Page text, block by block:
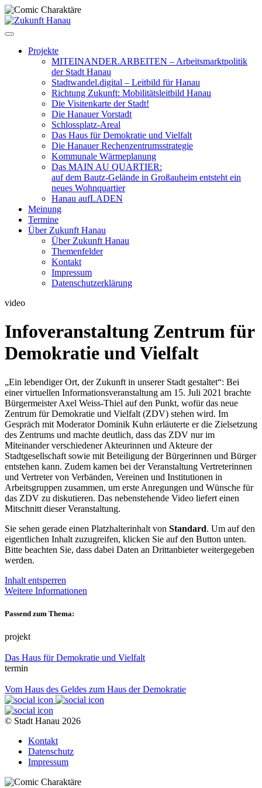
Zum
Projekte
MITEINANDER.ARBEITEN – Arbeitsmarktpolitik
der Stadt Hanau
Stadtwandel.digital – Leitbild für Hanau
Richtung Zukunft: Mobilitätsleitbild Hanau
Die Visitenkarte der Stadt!
Die Hanauer Vorstadt
Schlossplatz-Areal
Das Haus für Demokratie und Vielfalt
Die Hanauer Rechenzentrumsstrategie
Kommunale Wärmeplanung
Das MAIN AU QUARTIER:
auf dem Bautz-Gelände in Großauheim entsteht ein
neues Wohnquartier
Hanau aufLADEN
Meinung
Termine
Über Zukunft Hanau
Über Zukunft Hanau
Themenfelder
Kontakt
Impressum
Datenschutzerklärung
video
Infoveranstaltung Zentrum für
Demokratie und Vielfalt
„Ein lebendiger Ort, der Zukunft in unserer Stadt gestaltet“: Bei
einer virtuellen Informationsveranstaltung am 15. Juli 2021 brachte
Bürgermeister Axel Weiss-Thiel auf den Punkt, wofür das neue
Zentrum für Demokratie und Vielfalt (ZDV) stehen wird. Im
Gespräch mit Moderator Dominik Kuhn erläuterte er die Zielsetzung
des Zentrums und machte deutlich, dass das ZDV nur im
Miteinander verschiedener Akteurinnen und Akteure der
Stadtgesellschaft sowie mit Beteiligung der Bürgerinnen und Bürger
entstehen kann. Zudem kamen bei der Veranstaltung Vertreterinnen
und Vertreter von Verbänden, Vereinen und Institutionen in
Arbeitsgruppen zusammen, um erste Anregungen und Wünsche für
das ZDV zu diskutieren. Das nebenstehende Video liefert einen
Mitschnitt dieser Veranstaltung.
Sie sehen gerade einen Platzhalterinhalt von Standard. Um auf den
eigentlichen Inhalt zuzugreifen, klicken Sie auf den Button unten.
Bitte beachten Sie, dass dabei Daten an Drittanbieter weitergegeben
werden.
Inhalt entsperren
Weitere Informationen
Passend zum Thema:
projekt
Das Haus für Demokratie und Vielfalt
termin
Vom Haus des Geldes zum Haus der Demokratie
© Stadt Hanau 2026
Kontakt
Datenschutz
Impressum